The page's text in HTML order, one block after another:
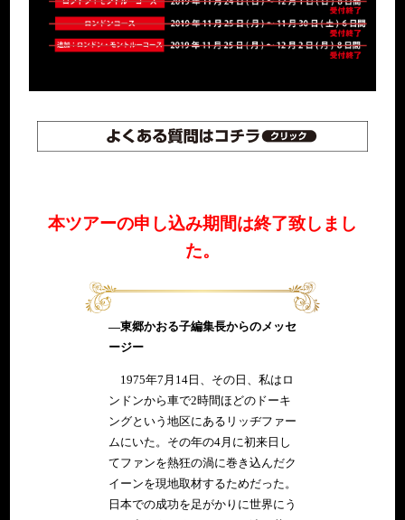
本ツアーの申し込み期間は終了致しまし
た。
―東郷かおる子編集長からのメッセ
ージー
1975年7月14日、その日、私はロ
ンドンから車で2時間ほどのドーキ
ングという地区にあるリッヂファー
ムにいた。その年の4月に初来日し
てファンを熱狂の渦に巻き込んだク
イーンを現地取材するためだった。
日本での成功を足がかりに世界にう